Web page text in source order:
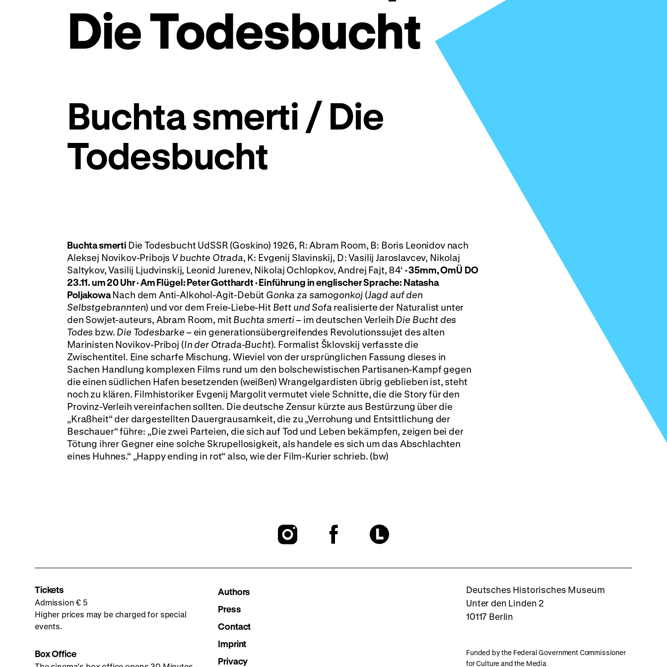
Die Todesbucht
Buchta smerti / Die
Todesbucht
Buchta smerti Die Todesbucht UdSSR (Goskino) 1926, R: Abram Room, B: Boris Leonidov nach
Aleksej Novikov-Pribojs V buchte Otrada, K: Evgenij Slavinskij, D: Vasilij Jaroslavcev, Nikolaj
Saltykov, Vasilij Ljudvinskij, Leonid Jurenev, Nikolaj Ochlopkov, Andrej Fajt, 84‘ · 35mm, OmÜ DO
23.11. um 20 Uhr · Am Flügel: Peter Gotthardt·Einführung in englischer Sprache: Natasha
PoljakowaNach dem Anti-Alkohol-Agit-Debüt Gonka za samogonkoj (Jagd auf den
Selbstgebrannten) und vor dem Freie-Liebe-Hit Bett und Sofa realisierte der Naturalist unter
den Sowjet-auteurs, Abram Room, mit Buchta smerti– im deutschen Verleih Die Bucht des
Todes bzw. Die Todesbarke – ein generationsübergreifendes Revolutionssujet des alten
Marinisten Novikov-Priboj (In der Otrada-Bucht). Formalist Šklovskij verfasste die
Zwischentitel. Eine scharfe Mischung. Wieviel von der ursprünglichen Fassung dieses in
Sachen Handlung komplexen Films rund um den bolschewistischen Partisanen-Kampf gegen
die einen südlichen Hafen besetzenden (weißen) Wrangelgardisten übrig geblieben ist, steht
noch zu klären. Filmhistoriker Evgenij Margolit vermutet viele Schnitte, die die Story für den
Provinz-Verleih vereinfachen sollten. Die deutsche Zensur kürzte aus Bestürzung über die
„Kraßheit“ der dargestellten Dauergrausamkeit, die zu „Verrohung und Entsittlichung der
Beschauer“ führe: „Die zwei Parteien, die sich auf Tod und Leben bekämpfen, zeigen bei der
Tötung ihrer Gegner eine solche Skrupellosigkeit, als handele es sich um das Abschlachten
eines Huhnes.“ „Happy ending in rot“ also, wie der Film-Kurier schrieb. (bw)
To
To
To
Letterboxd
Tickets
Admission € 5
Higher prices may be charged for special
events.
Box Office
Authors
Press
Contact
Imprint
Privacy
Deutsches Historisches Museum
Unter den Linden 2
10117 Berlin
Funded by the Federal Government Commissioner
for Culture and the Media